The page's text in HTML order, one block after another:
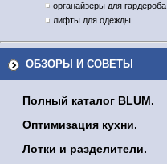
органайзеры для гардероба
лифты для одежды
ОБЗОРЫ И СОВЕТЫ
Полный каталог BLUM.
Оптимизация кухни.
Лотки и разделители.